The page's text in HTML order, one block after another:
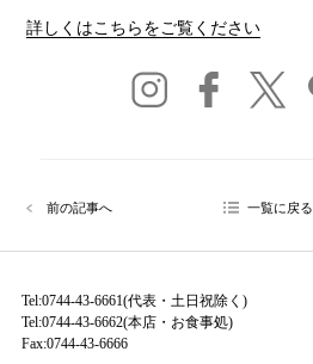
詳しくはこちらをご覧ください
前の記事へ 一覧に戻る
Tel:0744-43-6661(代表・土日祝除く)
Tel:0744-43-6662(本店・お食事処)
Fax:0744-43-6666